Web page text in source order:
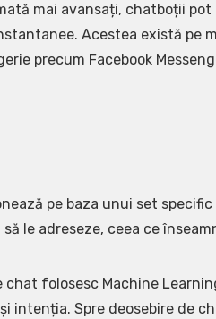
mai avansați, chatboții pot
Acestea există pe
precum Facebook
pe baza unui set specific
le adreseze, ceea ce
chat folosesc Machine
intenția. Spre deosebire de